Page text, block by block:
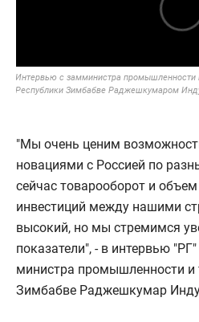
Интервью с замминистра промышленности
Республики Зимбабве Раджешкумаром
"Мы очень ценим
новациями с Россией по
сейчас товарооборот и
инвестиций между нашими
высокий, но мы стремимся
показатели", - в интервью
министра промышленности и
Зимбабве Раджешкумар